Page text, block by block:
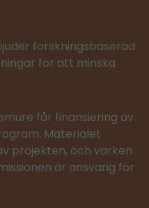
forskningsbaserad
för att minska
får finansiering av
Materialet
projekten, och varken
är ansvarig för